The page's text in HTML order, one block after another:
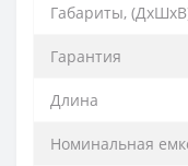
Габариты,
Гарантия
Длина
Номинальная